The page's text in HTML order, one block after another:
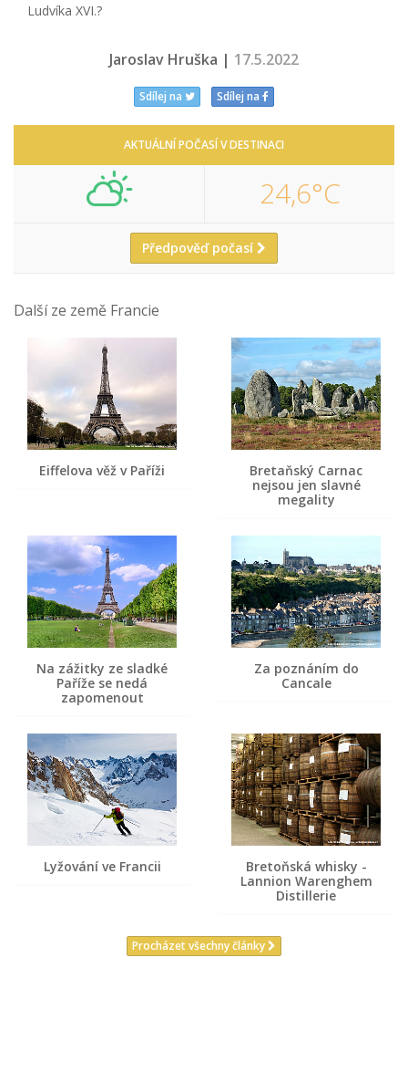
Ludvíka XVI.?
Jaroslav Hruška | 17.5.2022
Sdílej na Sdílej na
AKTUÁLNÍ POČASÍ V DESTINACI
24,6°C
Předpověď počasí
Další ze země Francie
Eiffelova věž v Paříži
Bretaňský Carnac
nejsou jen slavné
megality
Na zážitky ze sladké
Paříže se nedá
zapomenout
Za poznáním do
Cancale
Lyžování ve Francii
Bretoňská whisky -
Lannion Warenghem
Distillerie
Procházet všechny články